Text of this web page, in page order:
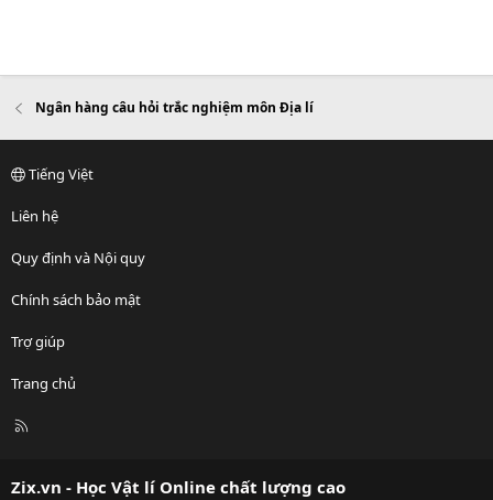
Ngân hàng câu hỏi trắc nghiệm môn Địa lí
Tiếng Việt
Liên hệ
Quy định và Nội quy
Chính sách bảo mật
Trợ giúp
Trang chủ
R
Zix.vn - Học Vật lí Online chất lượng cao